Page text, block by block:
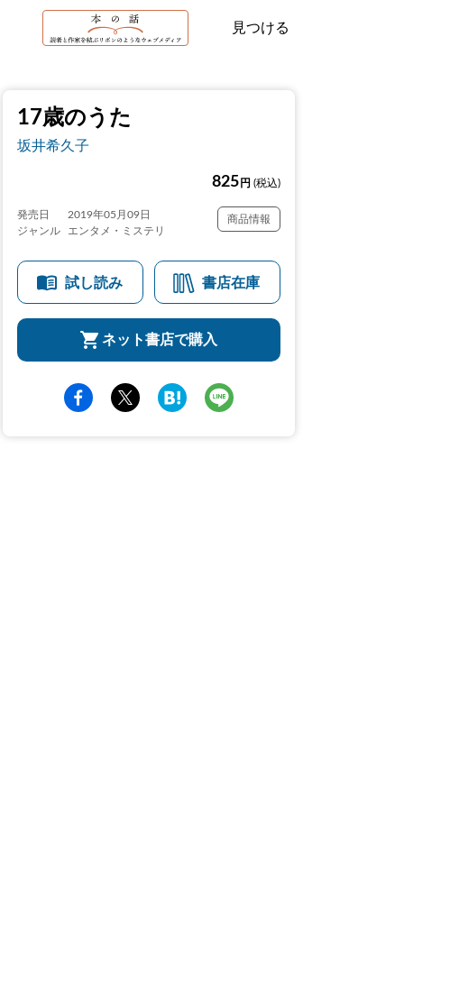
見つける
17歳のうた
坂井希久子
825 円 (税込)
発売日
2019年05月09日
ジャンル
エンタメ・ミステリ
商品情報
試し読み 書店在庫
ネット書店で購入